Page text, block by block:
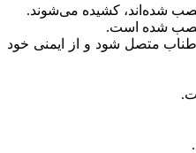
نصب شده‌اند، کشیده می‌شوند.
نصب شده است.
طناب متصل شود و از ایمنی خود